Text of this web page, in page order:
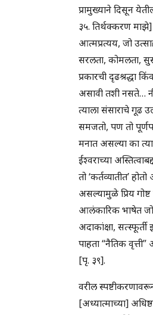
प्रामुख्याने दिसून
३५. तिर्थक्करण माझे]
आत्मप्रत्यय, जो
सरलता, कोमलता,
प्रकारची दृढश्रद्धा
असावी तशी नसते…
त्याला संसाराचे गूढ
समजतो, पण तो
मनात असल्या का
ईश्वराच्या
तो ‘कर्तव्यातीत’
असल्यामुळे प्रिय
आलंकारिक भाषेत
अदाकांक्षा,
पाहता “नैतिक वृत्ती”
[पृ. ३९].
वरील
[अध्यात्माच्या]